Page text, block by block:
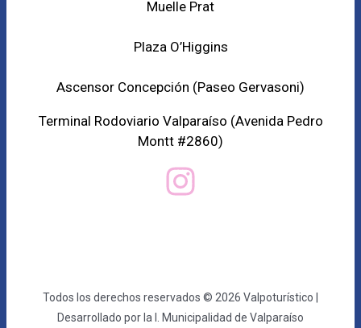
Muelle Prat
Plaza O’Higgins
Ascensor Concepción (Paseo Gervasoni)
Terminal Rodoviario Valparaíso (Avenida Pedro
Montt #2860)
Todos los derechos reservados © 2026 Valpoturístico |
Desarrollado por la I. Municipalidad de Valparaíso